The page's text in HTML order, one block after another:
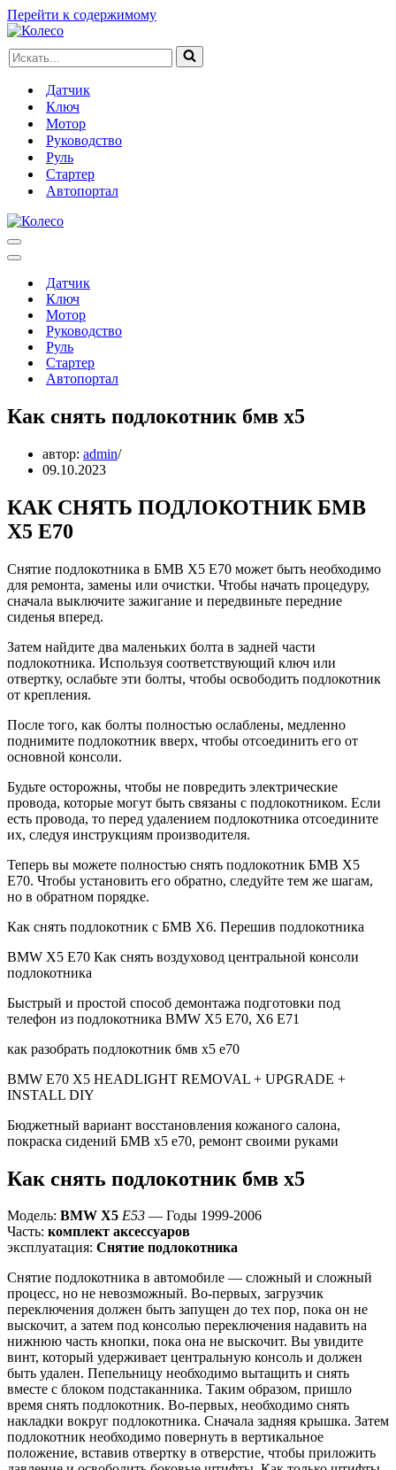
Перейти к содержимому
Искать...
Датчик
Ключ
Мотор
Руководство
Руль
Стартер
Автопортал
Меню
навигации
Меню
навигацииДатчик
Ключ
Мотор
Руководство
Руль
Стартер
Автопортал
Как снять подлокотник бмв х5
автор: admin
09.10.2023
КАК СНЯТЬ ПОДЛОКОТНИК БМВ
Х5 Е70
Снятие подлокотника в БМВ Х5 Е70 может быть необходимо
для ремонта, замены или очистки. Чтобы начать процедуру,
сначала выключите зажигание и передвиньте передние
сиденья вперед.
Затем найдите два маленьких болта в задней части
подлокотника. Используя соответствующий ключ или
отвертку, ослабьте эти болты, чтобы освободить подлокотник
от крепления.
После того, как болты полностью ослаблены, медленно
поднимите подлокотник вверх, чтобы отсоединить его от
основной консоли.
Будьте осторожны, чтобы не повредить электрические
провода, которые могут быть связаны с подлокотником. Если
есть провода, то перед удалением подлокотника отсоедините
их, следуя инструкциям производителя.
Теперь вы можете полностью снять подлокотник БМВ Х5
Е70. Чтобы установить его обратно, следуйте тем же шагам,
но в обратном порядке.
Как снять подлокотник с БМВ Х6. Перешив подлокотника
BMW Х5 Е70 Как снять воздуховод центральной консоли
подлокотника
Быстрый и простой способ демонтажа подготовки под
телефон из подлокотника BMW X5 E70, X6 E71
как разобрать подлокотник бмв х5 е70
BMW E70 X5 HEADLIGHT REMOVAL + UPGRADE +
INSTALL DIY
Бюджетный вариант восстановления кожаного салона,
покраска сидений БМВ х5 е70, ремонт своими руками
Как снять подлокотник бмв х5
Модель: BMW X5 E53 — Годы 1999-2006
Часть: комплект аксессуаров
эксплуатация: Снятие подлокотника
Снятие подлокотника в автомобиле — сложный и сложный
процесс, но не невозможный. Во-первых, загрузчик
переключения должен быть запущен до тех пор, пока он не
выскочит, а затем под консолью переключения надавить на
нижнюю часть кнопки, пока она не выскочит. Вы увидите
винт, который удерживает центральную консоль и должен
быть удален. Пепельницу необходимо вытащить и снять
вместе с блоком подстаканника. Таким образом, пришло
время снять подлокотник. Во-первых, необходимо снять
накладки вокруг подлокотника. Сначала задняя крышка. Затем
подлокотник необходимо повернуть в вертикальное
положение, вставив отвертку в отверстие, чтобы приложить